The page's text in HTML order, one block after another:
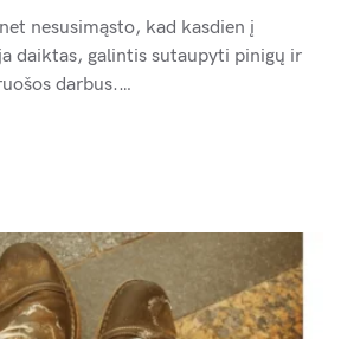
nesusimąsto, kad kasdien į
daiktas, galintis sutaupyti pinigų ir
darbus.…